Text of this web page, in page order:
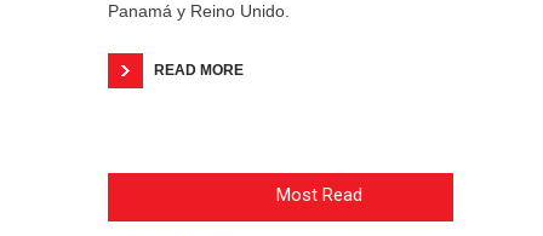
Panamá y Reino Unido.
READ MORE
Most Read